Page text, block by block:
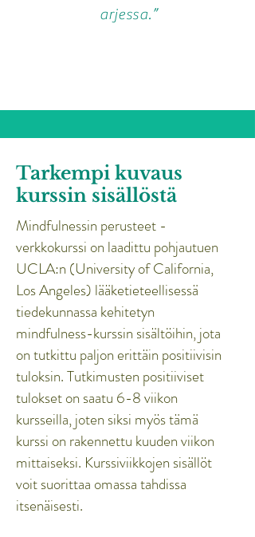
arjessa.”
Tarkempi kuvaus
kurssin sisällöstä
Mindfulnessin perusteet -
verkkokurssi on laadittu pohjautuen
UCLA:n (University of California,
Los Angeles) lääketieteellisessä
tiedekunnassa kehitetyn
mindfulness-kurssin sisältöihin, jota
on tutkittu paljon erittäin positiivisin
tuloksin. Tutkimusten positiiviset
tulokset on saatu 6-8 viikon
kursseilla, joten siksi myös tämä
kurssi on rakennettu kuuden viikon
mittaiseksi. Kurssiviikkojen sisällöt
voit suorittaa omassa tahdissa
itsenäisesti.